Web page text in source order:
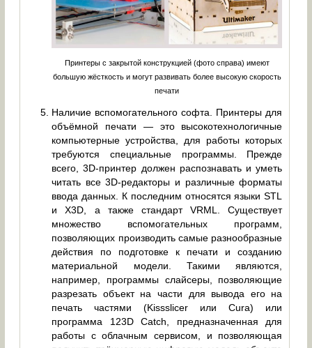
Принтеры с закрытой конструкцией (фото справа) имеют
большую жёсткость и могут развивать более высокую скорость
печати
Наличие вспомогательного софта. Принтеры для
объёмной печати — это высокотехнологичные
компьютерные устройства, для работы которых
требуются специальные программы. Прежде
всего, 3D-принтер должен распознавать и уметь
читать все 3D-редакторы и различные форматы
ввода данных. К последним относятся языки STL
и X3D, а также стандарт VRML. Существует
множество вспомогательных программ,
позволяющих производить самые разнообразные
действия по подготовке к печати и созданию
материальной модели. Такими являются,
например, программы слайсеры, позволяющие
разрезать объект на части для вывода его на
печать частями (Kissslicer или Cura) или
программа 123D Catch, предназначенная для
работы с облачным сервисом, и позволяющая